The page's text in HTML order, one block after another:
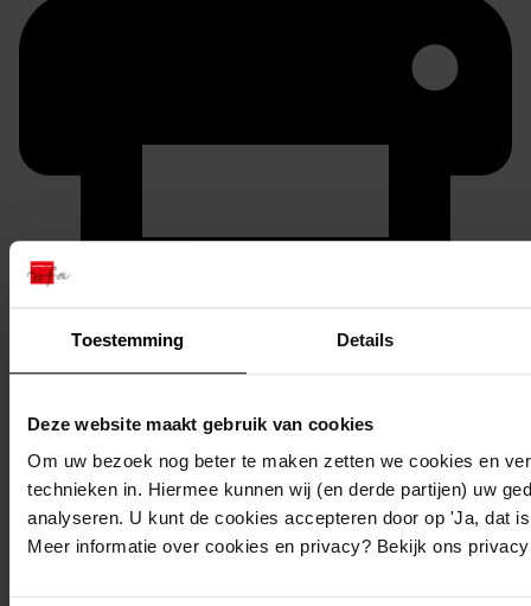
Toestemming Details
Deze website maakt gebruik van cookies
Om uw bezoek nog beter te maken zetten we cookies en
technieken in. Hiermee kunnen wij (en derde partijen) uw
analyseren. U kunt de cookies accepteren door op 'Ja, dat
Meer informatie over cookies en privacy? Bekijk ons
Printen
duurzaam webadres
Inventaris
Inv.nr. 3001-3100